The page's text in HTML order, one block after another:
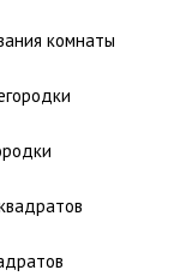
комнаты